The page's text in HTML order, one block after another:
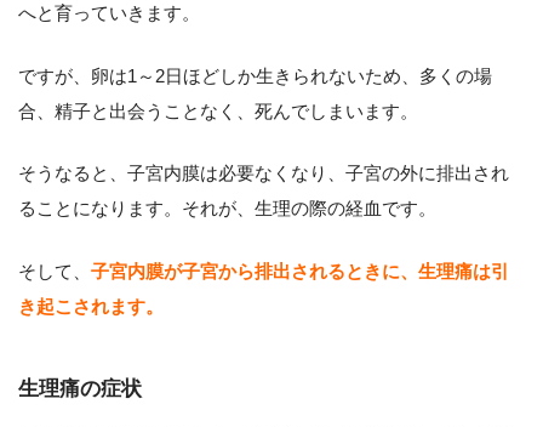
へと育っていきます。
ですが、卵は1～2日ほどしか生きられないため、多くの場
合、精子と出会うことなく、死んでしまいます。
そうなると、子宮内膜は必要なくなり、子宮の外に排出され
ることになります。それが、生理の際の経血です。
そして、 子宮内膜が子宮から排出されるときに、生理痛は引
き起こされます。
生理痛の症状